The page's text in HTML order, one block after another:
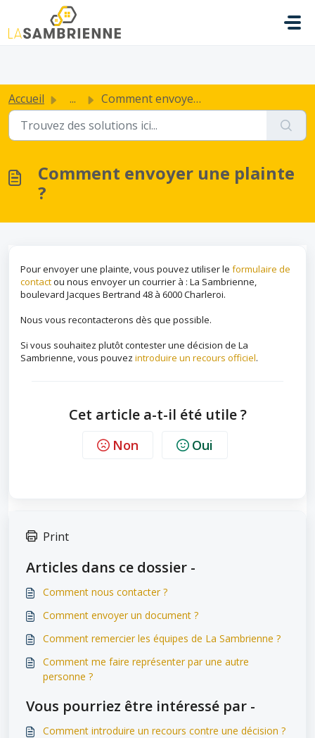
Passer au contenu principal
Accueil ... Comment envoyer une plainte ?
Comment envoyer une plainte
?
Pour envoyer une plainte, vous pouvez utiliser le formulaire de
contactou nous envoyer un courrier à : La Sambrienne,
boulevard Jacques Bertrand 48 à 6000 Charleroi.
Nous vous recontacterons dès que possible.
Si vous souhaitez plutôt contester une décision de La
Sambrienne, vous pouvez introduire un recours officiel.
Cet article a-t-il été utile ?
Non Oui
Print
Articles dans ce dossier -
Comment nous contacter ?
Comment envoyer un document ?
Comment remercier les équipes de La Sambrienne ?
Comment me faire représenter par une autre
personne ?
Vous pourriez être intéressé par -
Comment introduire un recours contre une décision ?